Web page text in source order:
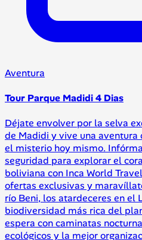
Aventura
Tour Parque Madidi 4 Dias
Déjate envolver por la selva
de Madidi y vive una
el misterio hoy mismo.
seguridad para explorar el
boliviana con Inca World
ofertas exclusivas y
río Beni, los atardeceres en el
biodiversidad más rica del
espera con caminatas
ecológicos y la mejor